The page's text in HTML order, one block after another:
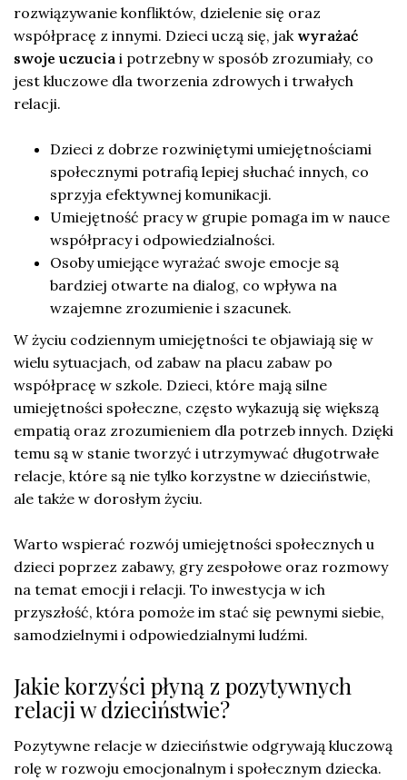
rozwiązywanie konfliktów, dzielenie się oraz
współpracę z innymi. Dzieci uczą się, jak wyrażać
swoje uczucia i potrzebny w sposób zrozumiały, co
jest kluczowe dla tworzenia zdrowych i trwałych
relacji.
Dzieci z dobrze rozwiniętymi umiejętnościami
społecznymi potrafią lepiej słuchać innych, co
sprzyja efektywnej komunikacji.
Umiejętność pracy w grupie pomaga im w nauce
współpracy i odpowiedzialności.
Osoby umiejące wyrażać swoje emocje są
bardziej otwarte na dialog, co wpływa na
wzajemne zrozumienie i szacunek.
W życiu codziennym umiejętności te objawiają się w
wielu sytuacjach, od zabaw na placu zabaw po
współpracę w szkole. Dzieci, które mają silne
umiejętności społeczne, często wykazują się większą
empatią oraz zrozumieniem dla potrzeb innych. Dzięki
temu są w stanie tworzyć i utrzymywać długotrwałe
relacje, które są nie tylko korzystne w dzieciństwie,
ale także w dorosłym życiu.
Warto wspierać rozwój umiejętności społecznych u
dzieci poprzez zabawy, gry zespołowe oraz rozmowy
na temat emocji i relacji. To inwestycja w ich
przyszłość, która pomoże im stać się pewnymi siebie,
samodzielnymi i odpowiedzialnymi ludźmi.
Jakie korzyści płyną z pozytywnych
relacji w dzieciństwie?
Pozytywne relacje w dzieciństwie odgrywają kluczową
rolę w rozwoju emocjonalnym i społecznym dziecka.